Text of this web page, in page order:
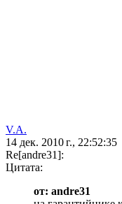
V.A.
14 дек. 2010 г., 22:52:35
Re[andre31]:
Цитата:
от: andre31